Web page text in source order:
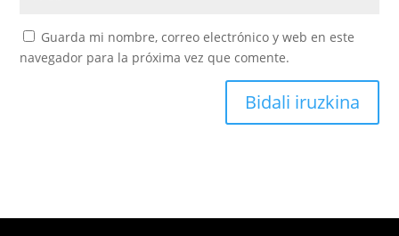
Guarda mi nombre, correo electrónico y web en este
navegador para la próxima vez que comente.
Bidali iruzkina